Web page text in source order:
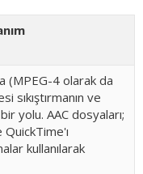
(MPEG-4 olarak da
sıkıştırmanın ve
yolu. AAC dosyaları;
kullanılarak